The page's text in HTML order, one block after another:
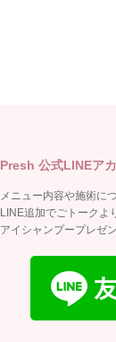
Presh 公式LINEア
メニュー内容や施術に
LINE追加でごトークよ
アイシャンプープレゼン